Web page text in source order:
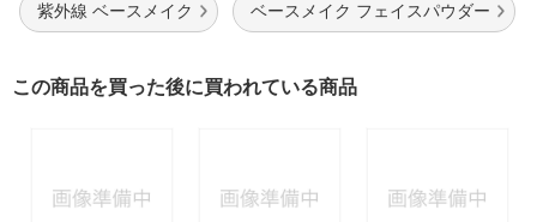
紫外線 ベースメイク ベースメイク フェイスパウダー
この商品を買った後に買われている商品